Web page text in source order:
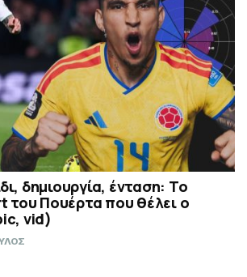
δημιουργία, ένταση: Το
του Πουέρτα που θέλει ο
vid)